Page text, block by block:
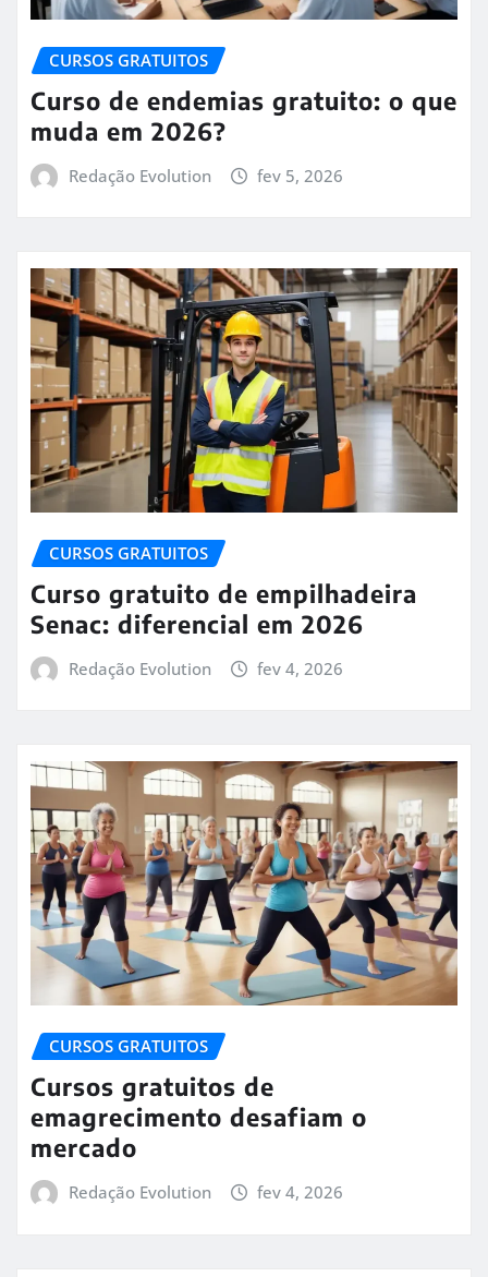
CURSOS GRATUITOS
Curso de endemias gratuito: o que
muda em 2026?
Redação Evolution fev 5, 2026
CURSOS GRATUITOS
Curso gratuito de empilhadeira
Senac: diferencial em 2026
Redação Evolution fev 4, 2026
CURSOS GRATUITOS
Cursos gratuitos de
emagrecimento desafiam o
mercado
Redação Evolution fev 4, 2026